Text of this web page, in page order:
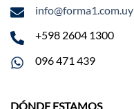
info@forma1.com.uy
+598 2604 1300
096 471 439
DÓNDE ESTAMOS